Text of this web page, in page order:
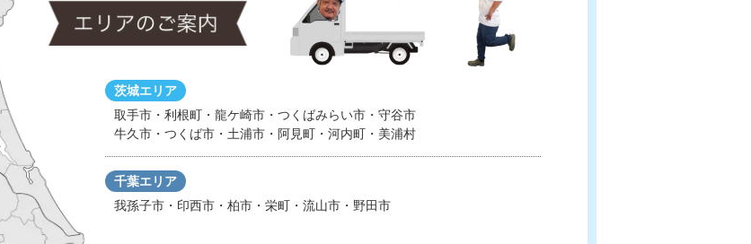
茨城エリア
取手市・利根町・龍ケ崎市・つくばみらい市・守谷市
牛久市・つくば市・土浦市・阿見町・河内町・美浦村
千葉エリア
我孫子市・印西市・柏市・栄町・流山市・野田市